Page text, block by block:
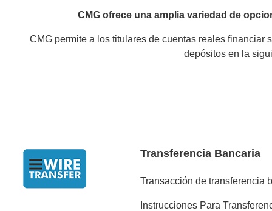
CMG ofrece una amplia variedad de
CMG permite a los titulares de cuentas reales financiar
depósitos en la
Transferencia Bancaria
Transacción de transferencia
Instrucciones Para